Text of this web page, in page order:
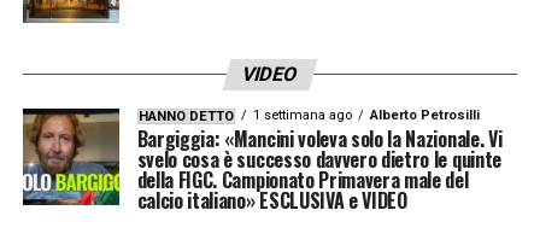
VIDEO
HANNO DETTO 1 settimana ago Alberto Petrosilli
Bargiggia: «Mancini voleva solo la Nazionale. Vi
svelo cosa è successo davvero dietro le quinte
della FIGC. Campionato Primavera male del
calcio italiano» ESCLUSIVA e VIDEO